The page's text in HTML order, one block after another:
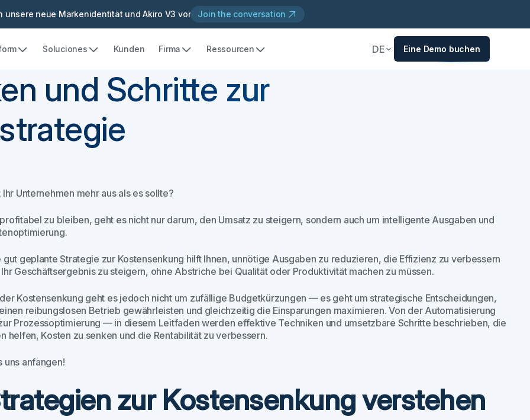
unsere neue Markenidentität und Akiro V3 vor Join the conversation
Soluciones Kunden Firma Ressourcen DE Eine Demo buchen
und Schritte zur
Ihr Unternehmen mehr aus als es sollte?
zu bleiben, geht es nicht nur darum, den Umsatz zu steigern, sondern auch um intelligente Ausgaben und
gut geplante Strategie zur Kostensenkung hilft Ihnen, unnötige Ausgaben zu reduzieren, die Effizienz zu verbessern
Geschäftsergebnis zu steigern, ohne Abstriche bei Qualität oder Produktivität machen zu müssen.
Kostensenkung geht es jedoch nicht um zufällige Budgetkürzungen — es geht um strategische Entscheidungen,
reibungslosen Betrieb gewährleisten und gleichzeitig die Einsparungen maximieren. Von der Automatisierung
Prozessoptimierung — in diesem Leitfaden werden effektive Techniken und umsetzbare Schritte beschrieben, die
helfen, Kosten zu senken und die Rentabilität zu verbessern.
uns anfangen!
zur Kostensenkung verstehen